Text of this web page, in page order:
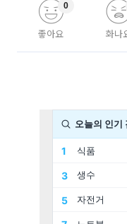
좋아요
0
화나